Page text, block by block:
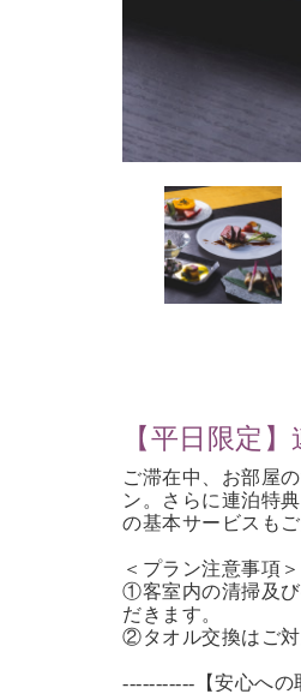
【平日限定
ご滞在中、お部屋
ン。さらに連泊特
の基本サービスも
＜プラン注意事項
①客室内の清掃及び
だきます。
②タオル交換はご対
-----------【安心への